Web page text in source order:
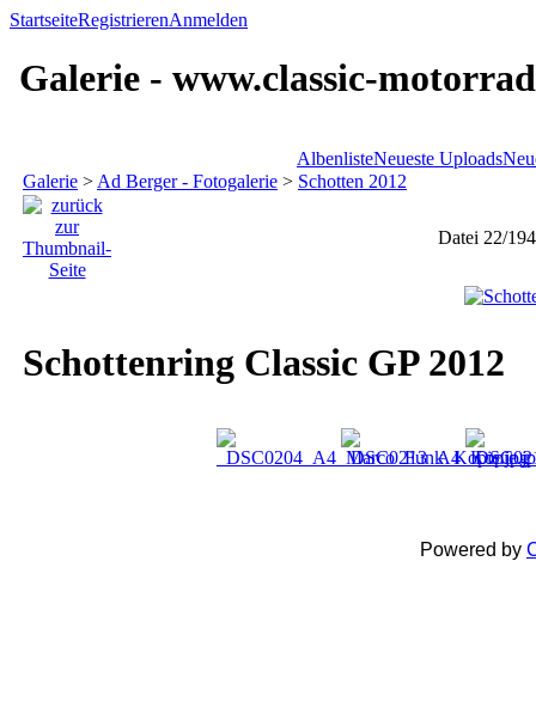
StartseiteRegistrierenAnmelden
Galerie - www.classic-
AlbenlisteNeueste Uploads
Galerie > Ad Berger - Fotogalerie > Schotten 2012
Datei 22/194
Schottenring Classic GP 2012
Powered by